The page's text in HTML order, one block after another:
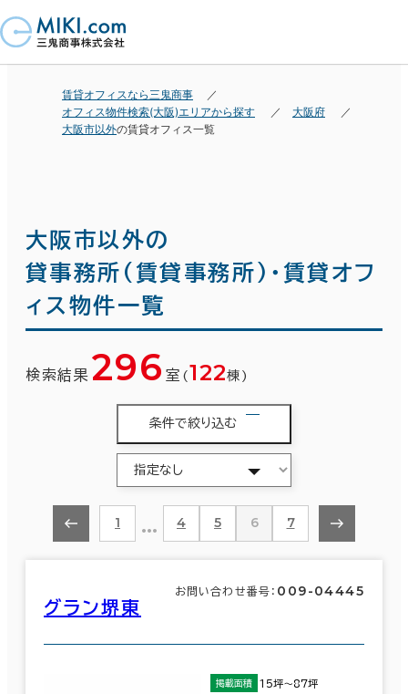
賃貸オフィスなら三鬼商事
オフィス物件検索(大阪)エリアから探す
大阪府
大阪市以外の賃貸オフィス一覧
大阪市以外の
貸事務所(賃貸事務所)・賃貸オフ
ィス物件一覧
検索結果 296 室 ( 122棟)
条件で絞り込む
1 … 4 5 6 7
グラン堺東
お問い合わせ番号： 009-04445
掲載面積 15坪～87坪